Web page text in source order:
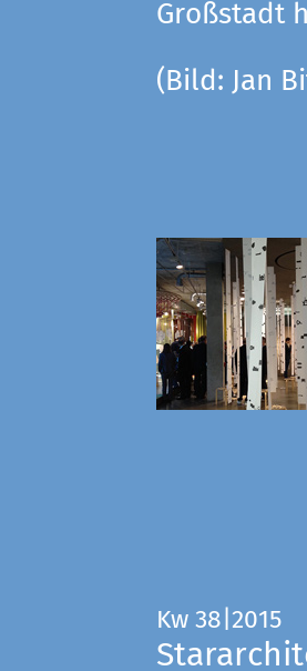
Großstadt
(Bild: Jan
Kw 38|2015